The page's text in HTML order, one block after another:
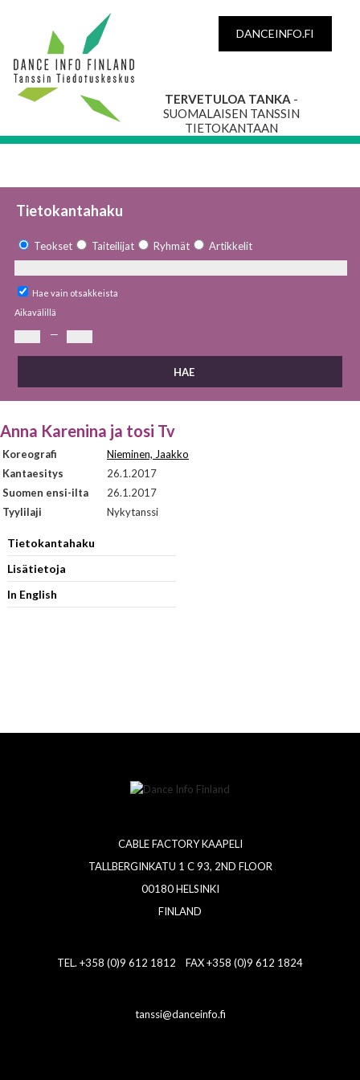
DANCEINFO.FI
TERVETULOA TANKA -
SUOMALAISEN TANSSIN
TIETOKANTAAN
Tietokantahaku
Teokset Taiteilijat Ryhmät Artikkelit
Hae vain otsakkeista
Aikavälillä
—
Anna Karenina ja tosi Tv
Koreografi
Nieminen, Jaakko
Kantaesitys
26.1.2017
Suomen ensi-ilta
26.1.2017
Tyylilaji
Nykytanssi
Tietokantahaku
Lisätietoja
In English
CABLE FACTORY KAAPELI
TALLBERGINKATU 1 C 93, 2ND FLOOR
00180 HELSINKI
FINLAND
TEL. +358 (0)9 612 1812 FAX +358 (0)9 612 1824
tanssi@danceinfo.fi